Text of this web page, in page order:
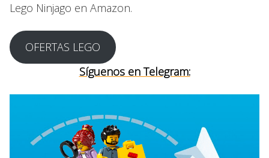
Lego Ninjago en Amazon.
OFERTAS LEGO
Síguenos en Telegram: